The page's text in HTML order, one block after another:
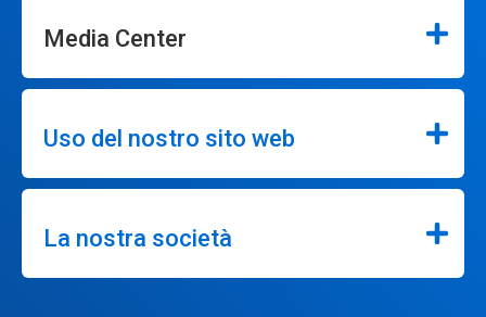
Media Center
Uso del nostro sito web
La nostra società